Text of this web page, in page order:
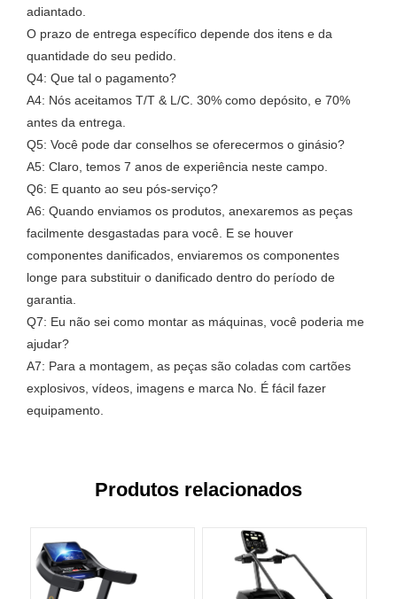
adiantado.
O prazo de entrega específico depende dos itens e da
quantidade do seu pedido.
Q4: Que tal o pagamento?
A4: Nós aceitamos T/T & L/C. 30% como depósito, e 70%
antes da entrega.
Q5: Você pode dar conselhos se oferecermos o ginásio?
A5: Claro, temos 7 anos de experiência neste campo.
Q6: E quanto ao seu pós-serviço?
A6: Quando enviamos os produtos, anexaremos as peças
facilmente desgastadas para você. E se houver
componentes danificados, enviaremos os componentes
longe para substituir o danificado dentro do período de
garantia.
Q7: Eu não sei como montar as máquinas, você poderia me
ajudar?
A7: Para a montagem, as peças são coladas com cartões
explosivos, vídeos, imagens e marca No. É fácil fazer
equipamento.
Produtos relacionados